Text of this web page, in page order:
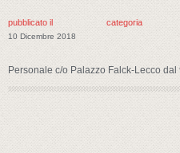
pubblicato il
10 Dicembre 2018
categoria
Personale c/o Palazzo Falck-Lecco